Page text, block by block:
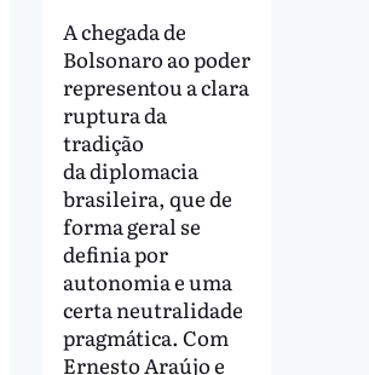
A chegada de
Bolsonaro ao poder
representou a clara
ruptura da
tradição
da diplomacia
brasileira, que de
forma geral se
definia por
autonomia e uma
certa neutralidade
pragmática. Com
Ernesto Araújo e